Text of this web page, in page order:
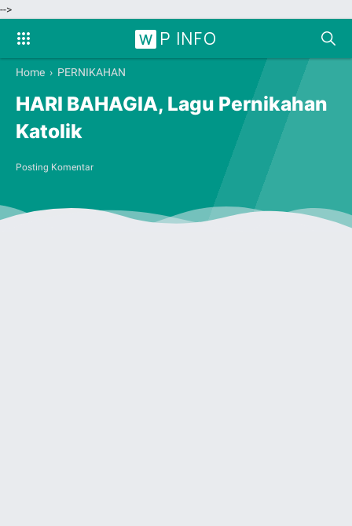
-->
W P INFO
Home › PERNIKAHAN
HARI BAHAGIA, Lagu Pernikahan
Katolik
Posting Komentar